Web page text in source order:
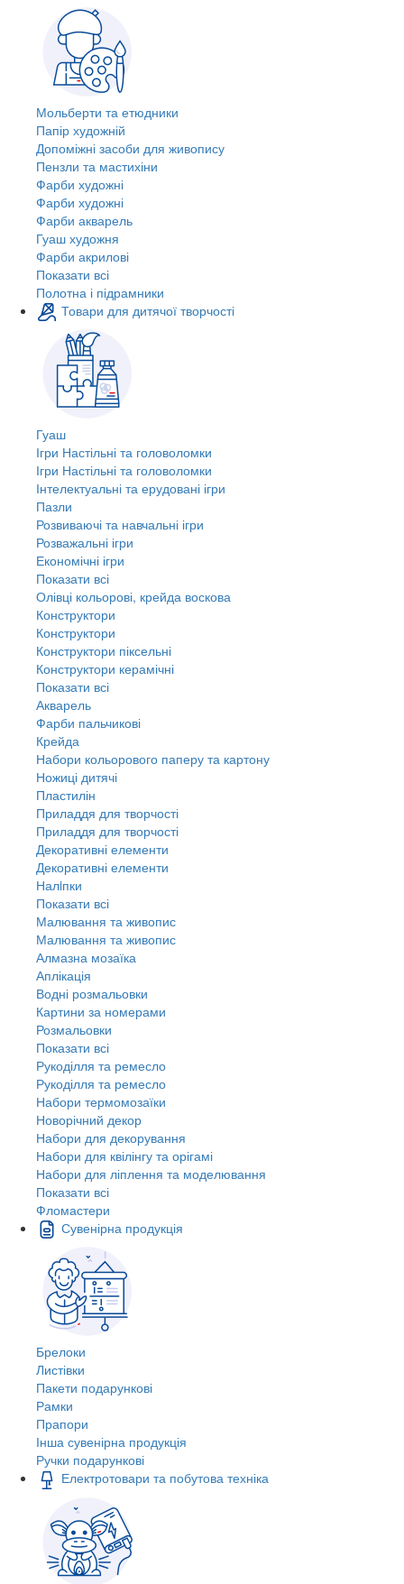
Мольберти та етюдники
Папір художній
Допоміжні засоби для живопису
Пензли та мастихіни
Фарби художні
Фарби художні
Фарби акварель
Гуаш художня
Фарби акрилові
Показати всі
Полотна і підрамники
Товари для дитячої творчості
Гуаш
Ігри Настільні та головоломки
Ігри Настільні та головоломки
Інтелектуальні та ерудовані ігри
Пазли
Розвиваючі та навчальні ігри
Розважальні ігри
Економічні ігри
Показати всі
Олівці кольорові, крейда воскова
Конструктори
Конструктори
Конструктори піксельні
Конструктори керамічні
Показати всі
Акварель
Фарби пальчикові
Крейда
Набори кольорового паперу та картону
Ножиці дитячі
Пластилін
Приладдя для творчості
Приладдя для творчості
Декоративні елементи
Декоративні елементи
Налiпки
Показати всі
Малювання та живопис
Малювання та живопис
Алмазна мозаїка
Аплікація
Водні розмальовки
Картини за номерами
Розмальовки
Показати всі
Рукоділля та ремесло
Рукоділля та ремесло
Набори термомозаїки
Новорічний декор
Набори для декорування
Набори для квілінгу та орігамі
Набори для ліплення та моделювання
Показати всі
Фломастери
Сувенірна продукція
Брелоки
Листівки
Пакети подарункові
Рамки
Прапори
Інша сувенірна продукція
Ручки подарункові
Електротовари та побутова техніка